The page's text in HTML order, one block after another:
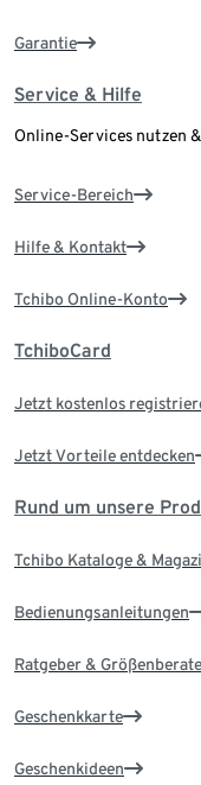
Garantie
Service & Hilfe
Online-Services nutzen
Service-Bereich
Hilfe & Kontakt
Tchibo Online-Konto
TchiboCard
Jetzt kostenlos
Jetzt Vorteile entdecken
Rund um unsere
Tchibo Kataloge &
Bedienungsanleitungen
Ratgeber &
Geschenkkarte
Geschenkideen